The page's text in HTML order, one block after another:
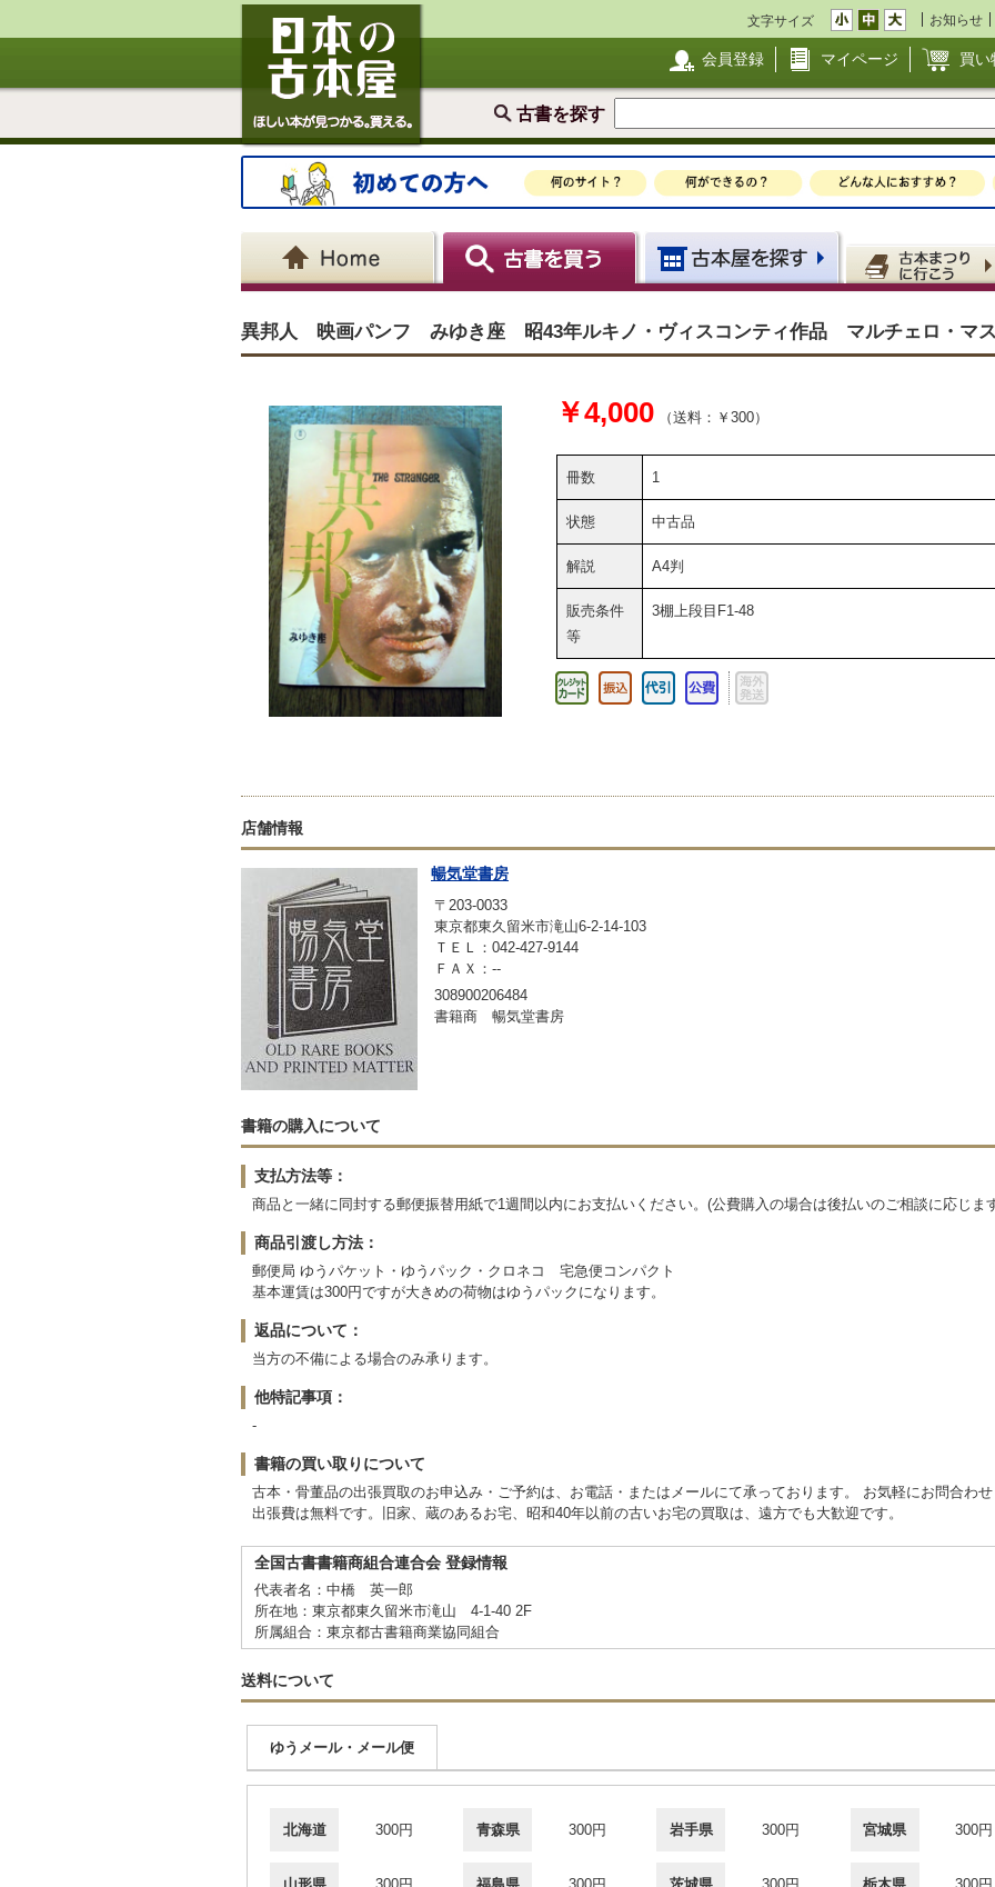
文字サイズ お知らせ
会員登録 マイページ 買い
古書を探す
異邦人 映画パンフ みゆき座 昭43年ルキノ・ヴィスコンティ作品 マルチェロ・マ
￥4,000 （送料：￥300）
冊数 1
状態 中古品
解説 A4判
販売条件
等
3棚上段目F1-48
店舗情報
暢気堂書房
〒203-0033
東京都東久留米市滝山6-2-14-103
ＴＥＬ：042-427-9144
ＦＡＸ：--
308900206484
書籍商 暢気堂書房
書籍の購入について
支払方法等：
商品と一緒に同封する郵便振替用紙で1週間以内にお支払いください。(公費購入の場合は後払いのご相談に応じま
商品引渡し方法：
郵便局 ゆうパケット・ゆうパック・クロネコ 宅急便コンパクト
基本運賃は300円ですが大きめの荷物はゆうパックになります。
返品について：
当方の不備による場合のみ承ります。
他特記事項：
-
書籍の買い取りについて
古本・骨董品の出張買取のお申込み・ご予約は、お電話・またはメールにて承っております。 お気軽にお問合わせ
出張費は無料です。旧家、蔵のあるお宅、昭和40年以前の古いお宅の買取は、遠方でも大歓迎です。
全国古書書籍商組合連合会 登録情報
代表者名：中橋 英一郎
所在地：東京都東久留米市滝山 4-1-40 2F
所属組合：東京都古書籍商業協同組合
送料について
ゆうメール・メール便
北海道 300円 青森県 300円 岩手県 300円 宮城県 300円